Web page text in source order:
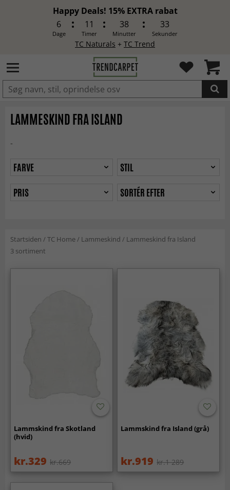
Happy Deals! 15% EXTRA rabat
6
Dage
11
Timer
38
Minutter
32
Sekunder
TC Naturals + TC Trend
LAGT I INDKØBSKURVEN.
LAMMESKIND FRA ISLAND
-
FARVE
STIL
PRIS
SORTÉR EFTER
Startsiden /TC Home/ Lammeskind / Lammeskind fra Island
3 sortiment
Lammskind fra Skotland
(hvid)
kr.329 kr.669
Lammskind fra Island (grå)
kr.919 kr.1 289